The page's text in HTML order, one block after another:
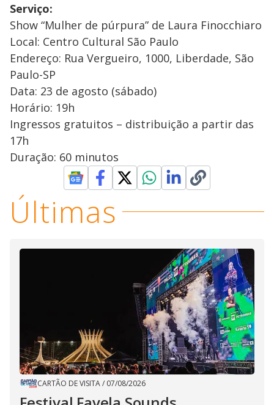
Serviço:
Show “Mulher de púrpura” de Laura Finocchiaro
Local: Centro Cultural São Paulo
Endereço: Rua Vergueiro, 1000, Liberdade, São
Paulo-SP
Data: 23 de agosto (sábado)
Horário: 19h
Ingressos gratuitos – distribuição a partir das
17h
Duração: 60 minutos
Últimas
CARTÃO DE VISITA/ 07/08/2026